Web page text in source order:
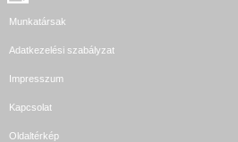
Munkatársak
Adatkezelési szabályzat
Impresszum
Kapcsolat
Oldaltérkép